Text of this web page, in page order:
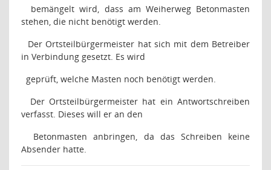
bemängelt wird, dass am Weiherweg Betonmasten
stehen, die nicht benötigt werden.
Der Ortsteilbürgermeister hat sich mit dem Betreiber
in Verbindung gesetzt. Es wird
geprüft, welche Masten noch benötigt werden.
Der Ortsteilbürgermeister hat ein Antwortschreiben
verfasst. Dieses will er an den
Betonmasten anbringen, da das Schreiben keine
Absender hatte.